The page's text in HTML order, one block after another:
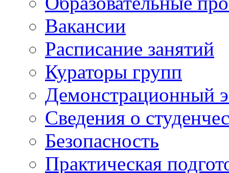
Вакансии
Расписание занятий
Кураторы групп
Демонстрационный
Сведения о
Безопасность
Практическая